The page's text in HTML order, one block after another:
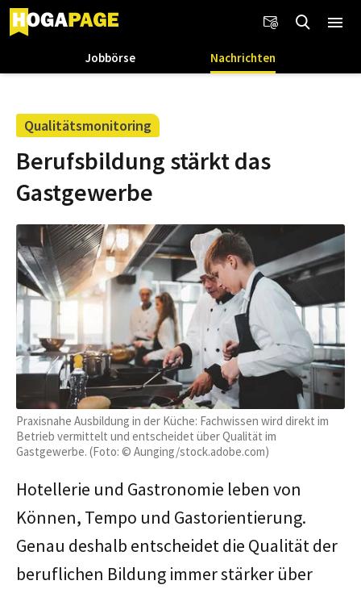
Jobbörse Nachrichten
Qualitätsmonitoring
Berufsbildung stärkt das
Gastgewerbe
Praxisnahe Ausbildung in der Küche: Fachwissen wird direkt im
Betrieb vermittelt und entscheidet über Qualität im
Gastgewerbe. (Foto: © Aunging/stock.adobe.com)
Hotellerie und Gastronomie leben von
Können, Tempo und Gastorientierung.
Genau deshalb entscheidet die Qualität der
beruflichen Bildung immer stärker über